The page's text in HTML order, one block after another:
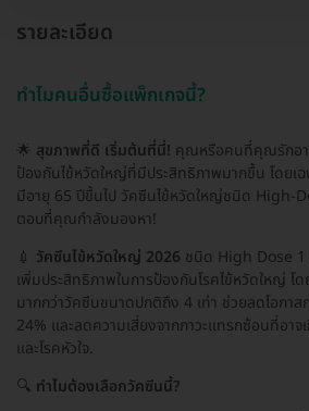
รายละเอียด
ทำไมคนอื่นซื้อแพ็กเกจนี้?
🌟 สุขภาพที่ดี เริ่มต้นที่นี่! คุณหรือคนที่คุณรักอา
ป้องกันไข้หวัดใหญ่ที่มีประสิทธิภาพมากขึ้น โดยเ
มีอายุ 65 ปีขึ้นไป วัคซีนไข้หวัดใหญ่ชนิด High-
ตอบที่คุณกำลังมองหา!
💉 วัคซีนไข้หวัดใหญ่ 2026 ชนิด High Dose 1
เพิ่มประสิทธิภาพในการป้องกันโรคไข้หวัดใหญ่
มากกว่าวัคซีนขนาดปกติถึง 4 เท่า ช่วยลดโอกาส
24% และลดความเสี่ยงจากภาวะแทรกซ้อนที่อาจ
และโรคหัวใจ.
🔍 ทำไมต้องเลือกวัคซีนนี้?